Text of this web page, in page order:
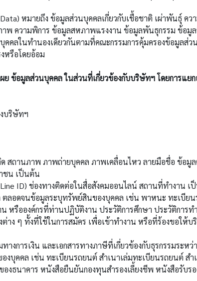
หมายถึง ข้อมูลส่วนบุคคลเกี่ยวกับเชื้อชาติ เผ่าพันธุ์ คว
พ ความพิการ ข้อมูลสหภาพแรงงาน ข้อมูลพันธุกรรม ข้อมู
คลในทำนองเดียวกันตามที่คณะกรรมการคุ้มครองข้อมูลส่
หรือโดยอ้อม
ย ข้อมูลส่วนบุคคล ในส่วนที่เกี่ยวข้องกับบริษัทฯ โดยการแย
บริษัทฯ
านภาพ ภาพถ่ายบุคคล ภาพเคลื่อนไหว ลายมือชื่อ ข้อมูล
ชน เป็นต้น
ID) ช่องทางติดต่อในสื่อสังคมออนไลน์ สถานที่ทำงาน เ
ดจนข้อมูลระบุทรัพย์สินของบุคคล เช่น พาหนะ ทะเบีย
อองค์กรที่ท่านปฏิบัติงาน ประวัติการศึกษา ประวัติการท
ง ๆ ทั้งที่ใช้ในการสมัคร เพื่อเข้าทำงาน หรือที่ร้องขอให้
ารเงิน และเอกสารทางภาษีที่เกี่ยวข้องกับธุรกรรมระห
ล เช่น ทะเบียนรถยนต์ สำเนาเล่มทะเบียนรถยนต์ สำเ
ธนาคาร หนังสือยืนยันกองทุนสำรองเลี้ยงชีพ หนังสือรับร